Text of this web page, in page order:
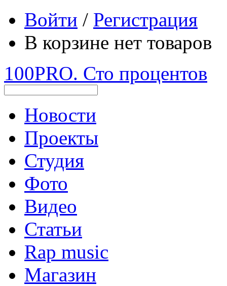
Войти / Регистрация
В корзине нет товаров
100PRO. Сто процентов
Новости
Проекты
Студия
Фото
Видео
Статьи
Rap music
Магазин